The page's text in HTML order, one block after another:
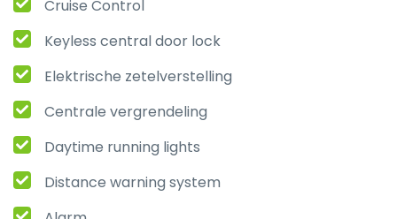
Cruise Control
Keyless central door lock
Elektrische zetelverstelling
Centrale vergrendeling
Daytime running lights
Distance warning system